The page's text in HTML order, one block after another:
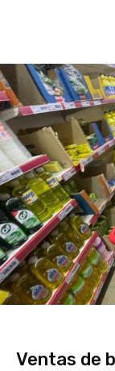
Ventas de